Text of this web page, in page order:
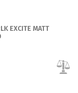
EXCITE MATT